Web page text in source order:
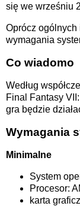
się we wrześniu
Oprócz ogólnych
wymagania
Co wiadomo
Według
Final Fantasy
gra będzie
Wymagania
Minimalne
System
Procesor:
karta